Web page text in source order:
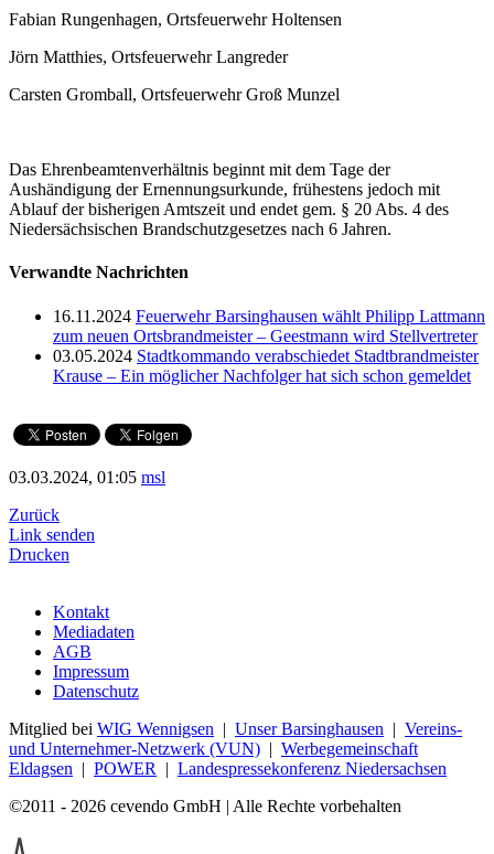
Fabian Rungenhagen, Ortsfeuerwehr Holtensen
Jörn Matthies, Ortsfeuerwehr Langreder
Carsten Gromball, Ortsfeuerwehr Groß Munzel
Das Ehrenbeamtenverhältnis beginnt mit dem Tage der
Aushändigung der Ernennungsurkunde, frühestens jedoch mit
Ablauf der bisherigen Amtszeit und endet gem. § 20 Abs. 4 des
Niedersächsischen Brandschutzgesetzes nach 6 Jahren.
Verwandte Nachrichten
16.11.2024 Feuerwehr Barsinghausen wählt Philipp Lattmann
zum neuen Ortsbrandmeister – Geestmann wird Stellvertreter
03.05.2024 Stadtkommando verabschiedet Stadtbrandmeister
Krause – Ein möglicher Nachfolger hat sich schon gemeldet
03.03.2024, 01:05 msl
Zurück
Link senden
Drucken
Kontakt
Mediadaten
AGB
Impressum
Datenschutz
Mitglied bei WIG Wennigsen | Unser Barsinghausen | Vereins-
und Unternehmer-Netzwerk (VUN) | Werbegemeinschaft
Eldagsen | POWER | Landespressekonferenz Niedersachsen
©2011 - 2026 cevendo GmbH | Alle Rechte vorbehalten